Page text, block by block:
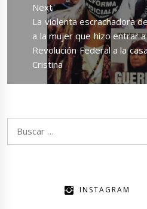
Next
Next
post:
La violenta escrachadora
a la mujer que hizo entrar
Revolución Federal a la
Cristina
INSTAGRAM